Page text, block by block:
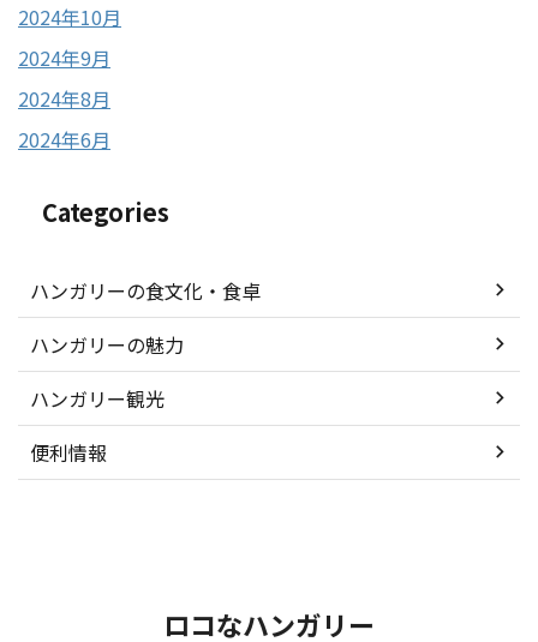
2024年10月
2024年9月
2024年8月
2024年6月
Categories
ハンガリーの食文化・食卓
ハンガリーの魅力
ハンガリー観光
便利情報
ロコなハンガリー